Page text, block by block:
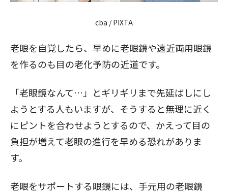
cba / PIXTA
老眼を自覚したら、早めに老眼鏡や遠近両用眼鏡
を作るのも目の老化予防の近道です。
「老眼鏡なんて…」とギリギリまで先延ばしにし
ようとする人もいますが、そうすると無理に近く
にピントを合わせようとするので、かえって目の
負担が増えて老眼の進行を早める恐れがありま
す。
老眼をサポートする眼鏡には、手元用の老眼鏡